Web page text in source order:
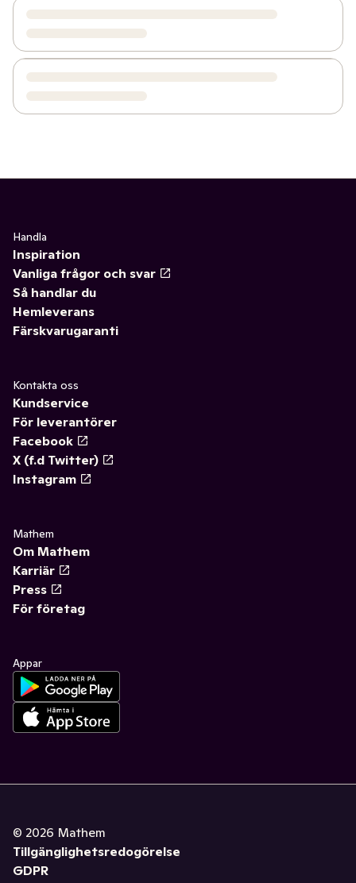
Handla
Inspiration
Vanliga frågor och svar
Så handlar du
Hemleverans
Färskvarugaranti
Kontakta oss
Kundservice
För leverantörer
Facebook
X (f.d Twitter)
Instagram
Mathem
Om Mathem
Karriär
Press
För företag
Appar
© 2026 Mathem
Tillgänglighetsredogörelse
GDPR